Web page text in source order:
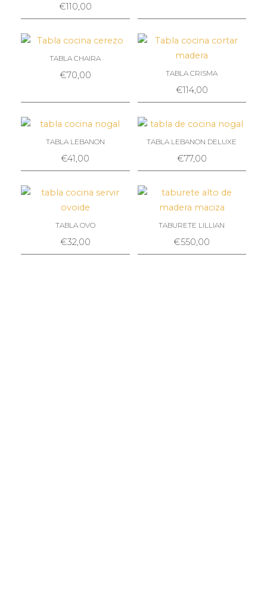
€110,00
TABLA CHAIRA
€70,00 TABLA CRISMA
€114,00
TABLA LEBANON
€41,00
TABLA LEBANON DELUXE
€77,00
TABLA OVO
€32,00
TABURETE LILLIAN
€550,00